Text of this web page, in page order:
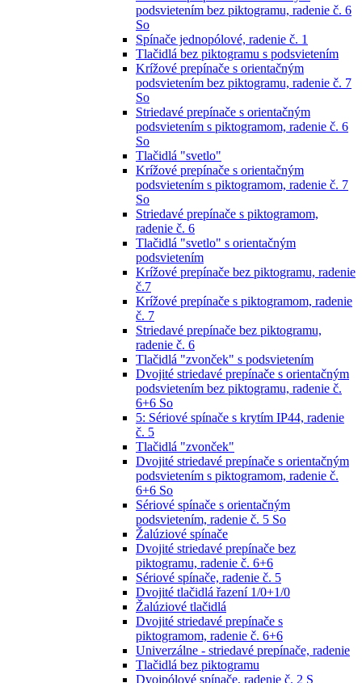
podsvietením bez piktogramu, radenie č. 6
So
Spínače jednopólové, radenie č. 1
Tlačidlá bez piktogramu s podsvietením
Krížové prepínače s orientačným
podsvietením bez piktogramu, radenie č. 7
So
Striedavé prepínače s orientačným
podsvietením s piktogramom, radenie č. 6
So
Tlačidlá "svetlo"
Krížové prepínače s orientačným
podsvietením s piktogramom, radenie č. 7
So
Striedavé prepínače s piktogramom,
radenie č. 6
Tlačidlá "svetlo" s orientačným
podsvietením
Krížové prepínače bez piktogramu, radenie
č.7
Krížové prepínače s piktogramom, radenie
č. 7
Striedavé prepínače bez piktogramu,
radenie č. 6
Tlačidlá "zvonček" s podsvietením
Dvojité striedavé prepínače s orientačným
podsvietením bez piktogramu, radenie č.
6+6 So
5: Sériové spínače s krytím IP44, radenie
č. 5
Tlačidlá "zvonček"
Dvojité striedavé prepínače s orientačným
podsvietením s piktogramom, radenie č.
6+6 So
Sériové spínače s orientačným
podsvietením, radenie č. 5 So
Žalúziové spínače
Dvojité striedavé prepínače bez
piktogramu, radenie č. 6+6
Sériové spínače, radenie č. 5
Dvojité tlačidlá řazení 1/0+1/0
Žalúziové tlačidlá
Dvojité striedavé prepínače s
piktogramom, radenie č. 6+6
Univerzálne - striedavé prepínače, radenie
Tlačidlá bez piktogramu
Dvojpólové spínače, radenie č. 2 S